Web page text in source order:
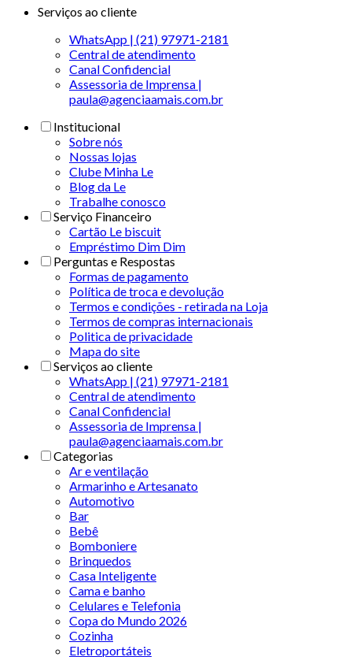
Serviços ao cliente
WhatsApp | (21) 97971-2181
Central de atendimento
Canal Confidencial
Assessoria de Imprensa |
paula@agenciaamais.com.br
Institucional
Sobre nós
Nossas lojas
Clube Minha Le
Blog da Le
Trabalhe conosco
Serviço Financeiro
Cartão Le biscuit
Empréstimo Dim Dim
Perguntas e Respostas
Formas de pagamento
Política de troca e devolução
Termos e condições - retirada na Loja
Termos de compras internacionais
Politica de privacidade
Mapa do site
Serviços ao cliente
WhatsApp | (21) 97971-2181
Central de atendimento
Canal Confidencial
Assessoria de Imprensa |
paula@agenciaamais.com.br
Categorias
Ar e ventilação
Armarinho e Artesanato
Automotivo
Bar
Bebê
Bomboniere
Brinquedos
Casa Inteligente
Cama e banho
Celulares e Telefonia
Copa do Mundo 2026
Cozinha
Eletroportáteis